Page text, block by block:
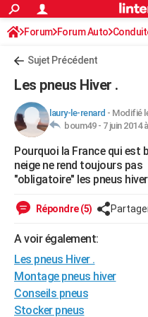
ACTUALITÉS
Politique
Société
Faits Divers
Education
Monde
Villes
+
FINANCE
Retraite
Impôts
Epargne
Immobilier
Risques naturels par ville
Banque
Assurance
Crédit
AUTO
Essais
Réserver un essai
Citadines
Berlines
SUV
Forum auto
+HIGH-TECH
Mobiles
Meilleur smartphone
Internet
Ordinateurs
Jeux vidéo
Guide high-tech
Forum
Aménagement intérieur
Extérieur
Cuisine
Salle de bains
Jardinage
Rangement
WEEK-END
Guides de France
Escapades
Patrimoine
Expositions
Musées
Week-end nature
+LIFESTYLE
Art de vivre
Bien-être
Loisirs
Mode
Modes de vie
SANTE
Alimentation
Guide de la santé
Maladies
Médicaments
Sommeil
VOYAGE
Forum Forum Auto
Sujet Précédent
Les pneus Hiver .
laury-le-renard - Modifié
boum49 - 7 juin 2014
Pourquoi la France qui est
neige ne rend toujours pas
"obligatoire" les pneus
Répondre (5)
A voir également:
Les pneus Hiver .
Montage pneus hiver
Conseils pneus
Stocker pneus